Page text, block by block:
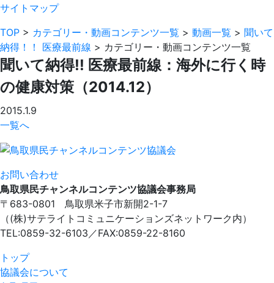
サイトマップ
TOP > カテゴリー・動画コンテンツ一覧 > 動画一覧 > 聞いて
納得！！ 医療最前線 > カテゴリー・動画コンテンツ一覧
聞いて納得!! 医療最前線：海外に行く時
の健康対策（2014.12）
2015.1.9
一覧へ
お問い合わせ
鳥取県民チャンネルコンテンツ協議会事務局
〒683-0801 鳥取県米子市新開2-1-7
（(株)サテライトコミュニケーションズネットワーク内）
TEL:0859-32-6103／FAX:0859-22-8160
トップ
協議会について